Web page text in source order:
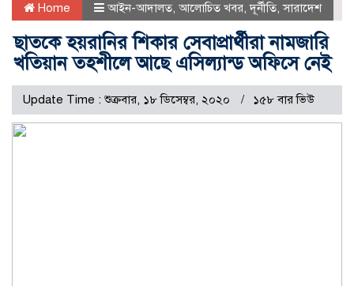
Home আইন-আদালত, আলোচিত খবর,দূর্নীতি,সারাদেশ
ছাতকে হয়রানির শিকার সেবাপ্রার্থীরা নামজারি
খতিয়ান তহশীলে আছে এসিল্যান্ড অফিসে নেই
Update Time : শুক্রবার, ১৮ ডিসেম্বর, ২০২০ ১৫৮ বার ভিউ